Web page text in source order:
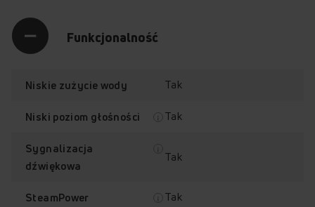
Funkcjonalność
Niskie zużycie wody Tak
Niski poziom głośności Tak
Sygnalizacja
dźwiękowa
Tak
SteamPower Tak